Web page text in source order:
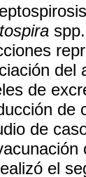
del
de
de
de
el